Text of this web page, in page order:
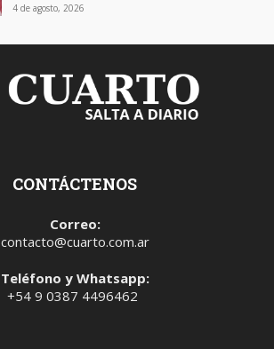
4 de agosto, 2026
CONTÁCTENOS
Correo:
contacto@cuarto.com.ar
Teléfono y Whatsapp:
+54 9 0387 4496462